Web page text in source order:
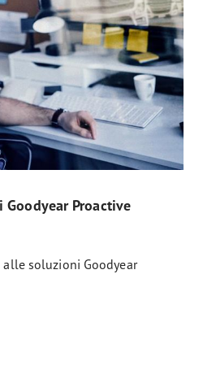
Proactive
alle soluzioni Goodyear